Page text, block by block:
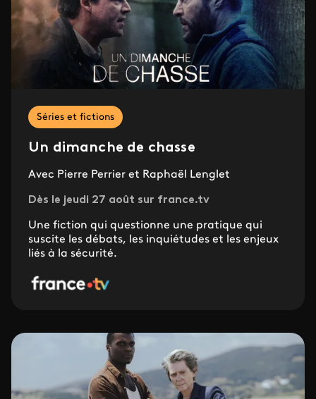
Séries et fictions
Un dimanche de chasse
Avec Pierre Perrier et Raphaël Lenglet
Dès le jeudi 27 août sur france.tv
Une fiction qui questionne une pratique qui
suscite les débats, les inquiétudes et les enjeux
liés à la sécurité.